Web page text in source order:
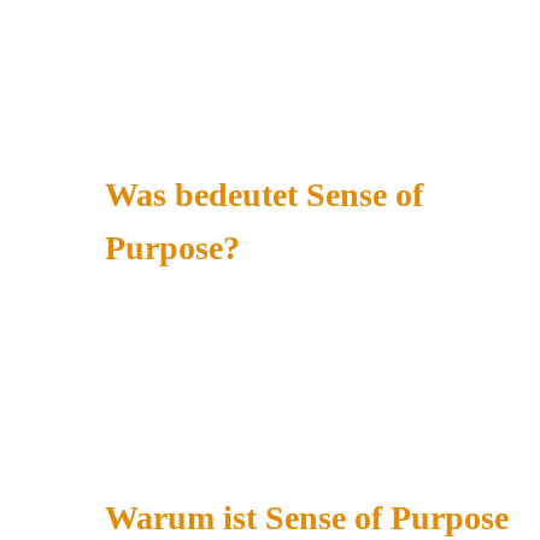
Was bedeutet Sense of
Purpose?
Warum ist Sense of Purpose